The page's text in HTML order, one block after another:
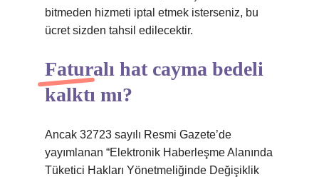
bitmeden hizmeti iptal etmek isterseniz, bu
ücret sizden tahsil edilecektir.
Faturalı hat cayma bedeli
kalktı mı?
Ancak 32723 sayılı Resmi Gazete’de
yayımlanan “Elektronik Haberleşme Alanında
Tüketici Hakları Yönetmeliğinde Değişiklik